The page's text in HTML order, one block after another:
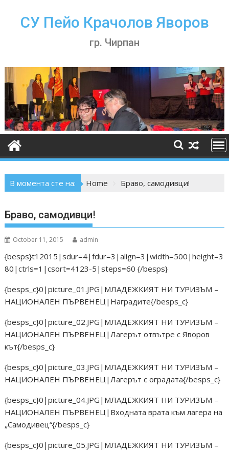
contentСУ Пейо Крачолов Яворов
гр. Чирпан
В момента сте на: Home Браво, самодивци!
Браво, самодивци!
October 11, 2015 admin
{besps}t12015|sdur=4|fdur=3|align=3|width=500|height=3
80|ctrls=1|csort=4123-5|steps=60 {/besps}
{besps_c}0|picture_01.JPG|МЛАДЕЖКИЯТ НИ ТУРИЗЪМ –
НАЦИОНАЛЕН ПЪРВЕНЕЦ|Наградите{/besps_c}
{besps_c}0|picture_02.JPG|МЛАДЕЖКИЯТ НИ ТУРИЗЪМ –
НАЦИОНАЛЕН ПЪРВЕНЕЦ|Лагерът отвътре с Яворов
кът{/besps_c}
{besps_c}0|picture_03.JPG|МЛАДЕЖКИЯТ НИ ТУРИЗЪМ –
НАЦИОНАЛЕН ПЪРВЕНЕЦ|Лагерът с оградата{/besps_c}
{besps_c}0|picture_04.JPG|МЛАДЕЖКИЯТ НИ ТУРИЗЪМ –
НАЦИОНАЛЕН ПЪРВЕНЕЦ|Входната врата към лагера на
„Самодивец“{/besps_c}
{besps_c}0|picture_05.JPG|МЛАДЕЖКИЯТ НИ ТУРИЗЪМ –